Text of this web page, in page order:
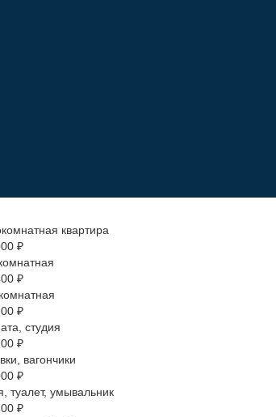
квартира
₽
₽
₽
студия
₽
вагончики
₽
туалет, умывальник
₽